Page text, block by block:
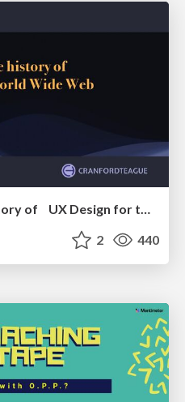
A brief & incomplete history of UX Design for the World Wide Web: 1989–2019
2 440